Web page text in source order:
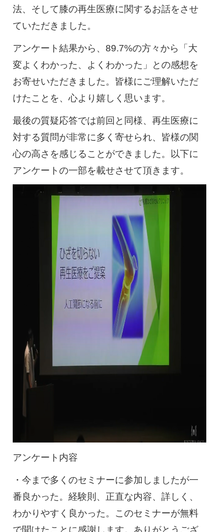
よくある質問
クリニック紹介
お知らせ 採用情報 コラム
予約フォーム
治療電話相談はこちら
0120-117-560
※上記電話番号をタップで電話が繋がります
電話受付時間：月〜金／9:00〜16:30（土日祝休）
法、そして膝の再生医療に関するお話をさせ
ていただきました。
アンケート結果から、89.7%の方々から「大
変よくわかった、よくわかった」との感想を
お寄せいただきました。皆様にご理解いただ
けたことを、心より嬉しく思います。
最後の質疑応答では前回と同様、再生医療に
対する質問が非常に多く寄せられ、皆様の関
心の高さを感じることができました。以下に
アンケートの一部を載せさせて頂きます。
アンケート内容
・今まで多くのセミナーに参加しましたが一
番良かった。経験則、正直な内容、詳しく、
わかりやすく良かった。このセミナーが無料